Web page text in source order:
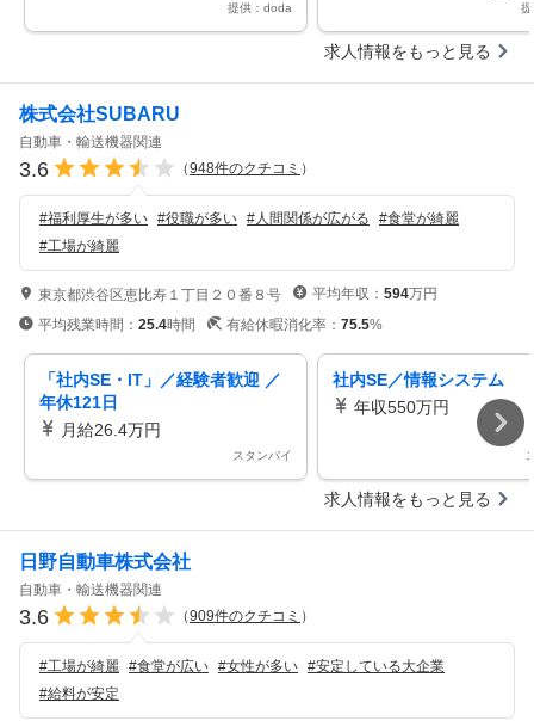
提供：doda
求人情報をもっと見る
株式会社SUBARU
自動車・輸送機器関連
3.6 （948件のクチコミ ）
#福利厚生が多い #役職が多い #人間関係が広がる #食堂が綺麗
#工場が綺麗
東京都渋谷区恵比寿１丁目２０番８号 平均年収： 594万円
平均残業時間： 25.4時間 有給休暇消化率： 75.5%
「社内SE・IT」／経験者歓迎 ／
年休121日
月給26.4万円
スタンバイ
社内SE／情報システム
年収550万円
求人情報をもっと見る
日野自動車株式会社
自動車・輸送機器関連
3.6 （909件のクチコミ ）
#工場が綺麗 #食堂が広い #女性が多い #安定している大企業
#給料が安定